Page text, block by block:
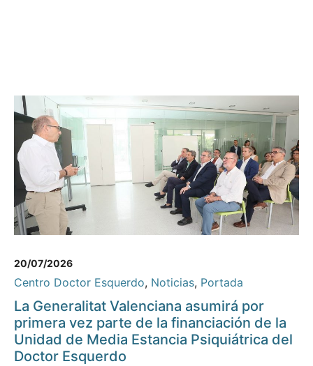
20/07/2026
Centro Doctor Esquerdo, Noticias, Portada
La Generalitat Valenciana asumirá por
primera vez parte de la financiación de la
Unidad de Media Estancia Psiquiátrica del
Doctor Esquerdo